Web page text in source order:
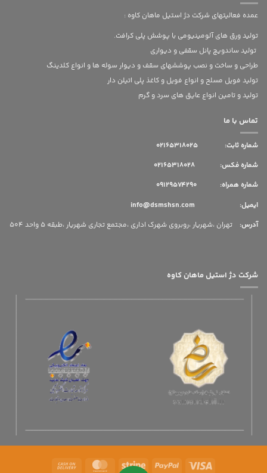
عمده فعالیتهای شرکت دژ استیل ماهان کاوه :
تولید ورق های آلومینیومی با پوشش پلی کرافت.
تولید ساندویچ پانل سقفی و دیواری
طراحی و ساخت و نصب پوششهای سقف و دیوار سوله ها و انواع کلدینگ
تولید فویل مسلح و انواع فویل و کاغذ پلی اتیلن دار
تولید و تامین انواع عایق های سرد و گرم
تماس با ما
شماره ثابت:
شماره فکس: 02165318028
شماره همراه: 09129574290
ایمیل: info@dsmshsn.com
آدرس: تهران ،شهریار ،روبروی شهرک اداری ،مجتمع تجاری شهریار ،طبقه 5 واحد 504
شرکت دژ استیل ماهان کاوه